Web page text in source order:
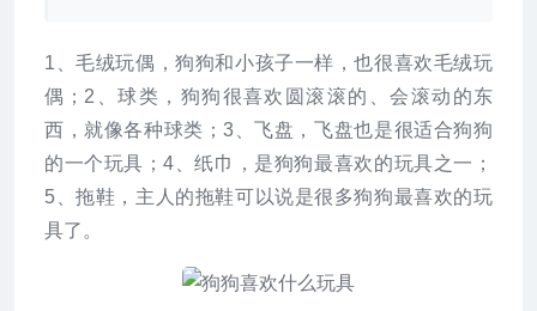
1、毛绒玩偶，狗狗和小孩子一样，也很喜欢毛绒玩
偶；2、球类，狗狗很喜欢圆滚滚的、会滚动的东
西，就像各种球类；3、飞盘，飞盘也是很适合狗狗
的一个玩具；4、纸巾，是狗狗最喜欢的玩具之一；
5、拖鞋，主人的拖鞋可以说是很多狗狗最喜欢的玩
具了。